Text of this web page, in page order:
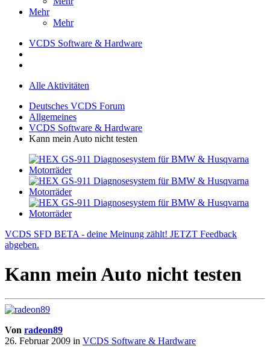
Mehr
Mehr
VCDS Software & Hardware
Alle Aktivitäten
Deutsches VCDS Forum
Allgemeines
VCDS Software & Hardware
Kann mein Auto nicht testen
VCDS SFD BETA - deine Meinung zählt! JETZT Feedback
abgeben.
Kann mein Auto nicht testen
Von radeon89
26. Februar 2009 in VCDS Software & Hardware